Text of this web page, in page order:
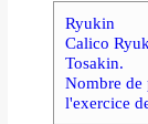
Ryukin
Calico
Tosakin.
Nombre de
l'exercice